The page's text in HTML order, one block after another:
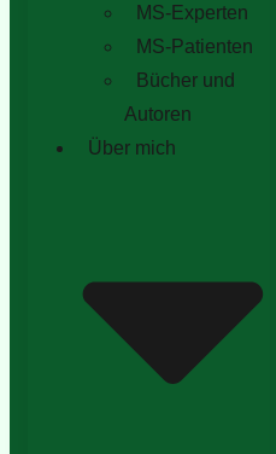
MS-Experten
MS-Patienten
Bücher und
Autoren
Über mich